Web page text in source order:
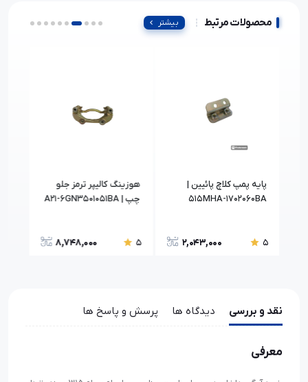
محصولات مرتبط بیشتر
پایه پمپ کلاچ پائیین |
515MHA-1702060BA
5
2,043,000
هوزینگ کالیپر ترمز جلو
چپ | A21-6GN3501051BA
5
8,748,000
نقد و بررسی دیدگاه ها پرسش و پاسخ ها
معرفی